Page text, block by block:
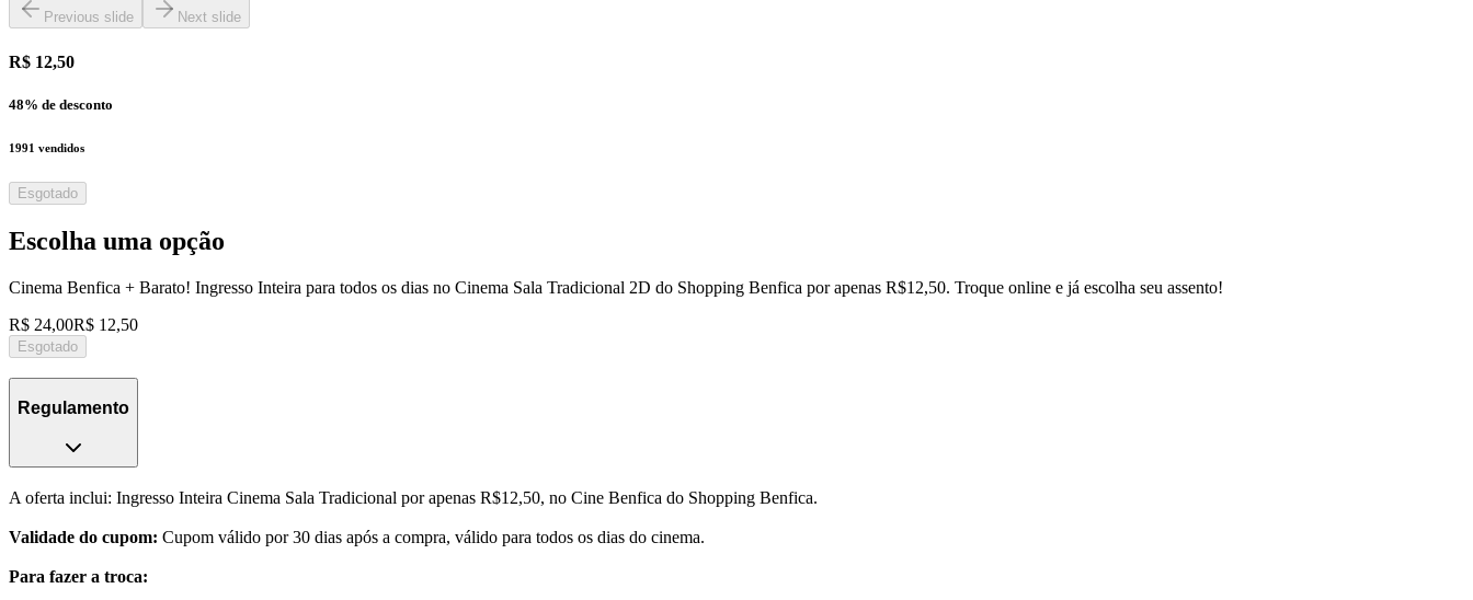
Previous slide Next slide
R$ 12,50
48% de desconto
1991 vendidos
Esgotado
Escolha uma opção
Cinema Benfica + Barato! Ingresso Inteira para todos os dias no Cinema Sala Tradicional 2D do Shopping Benfica por apenas R$12,50. Troque online e já escolha seu assento!
R$ 24,00R$ 12,50
Esgotado
Regulamento
A oferta inclui: Ingresso Inteira Cinema Sala Tradicional por apenas R$12,50, no Cine Benfica do Shopping Benfica.
Validade do cupom: Cupom válido por 30 dias após a compra, válido para todos os dias do cinema.
Para fazer a troca: